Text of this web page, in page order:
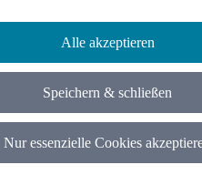
Alle akzeptieren
Speichern & schließen
Nur essenzielle Cookies
eine Bühne